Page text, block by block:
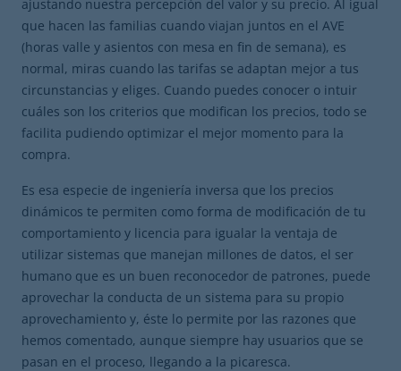
ajustando nuestra percepción del valor y su precio. Al igual
que hacen las familias cuando viajan juntos en el AVE
(horas valle y asientos con mesa en fin de semana), es
normal, miras cuando las tarifas se adaptan mejor a tus
circunstancias y eliges. Cuando puedes conocer o intuir
cuáles son los criterios que modifican los precios, todo se
facilita pudiendo optimizar el mejor momento para la
compra.
Es esa especie de ingeniería inversa que los precios
dinámicos te permiten como forma de modificación de tu
comportamiento y licencia para igualar la ventaja de
utilizar sistemas que manejan millones de datos, el ser
humano que es un buen reconocedor de patrones, puede
aprovechar la conducta de un sistema para su propio
aprovechamiento y, éste lo permite por las razones que
hemos comentado, aunque siempre hay usuarios que se
pasan en el proceso, llegando a la picaresca.